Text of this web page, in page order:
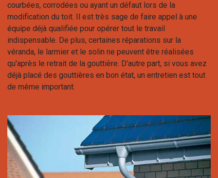
courbées, corrodées ou ayant un défaut lors de la
modification du toit. Il est très sage de faire appel à une
équipe déjà qualifiée pour opérer tout le travail
indispensable. De plus, certaines réparations sur la
véranda, le larmier et le solin ne peuvent être réalisées
qu'après le retrait de la gouttière. D'autre part, si vous avez
déjà placé des gouttières en bon état, un entretien est tout
de même important.